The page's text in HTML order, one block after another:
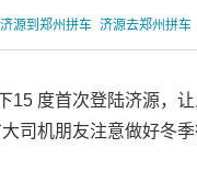
济源到郑州拼车 济源去郑州拼车
15 度首次登陆济源，
司机朋友注意做好冬